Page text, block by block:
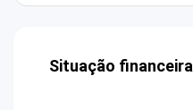
Situação financeira